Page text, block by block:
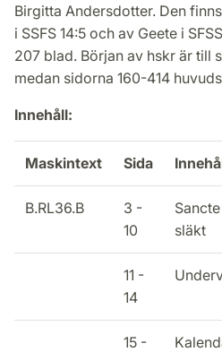
Birgitta Andersdotter. Den
i SSFS 14:5 och av Geete i
207 blad. Början av hskr är till
medan sidorna 160-414
Innehåll:
Maskintext Sida
B.RL36.B
3 -
10
släkt
11 -
14
15 -